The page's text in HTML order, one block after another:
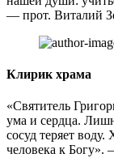
— прот. Виталий
Клирик храма
«Святитель
ума и сердца.
сосуд теряет
человека к Богу».